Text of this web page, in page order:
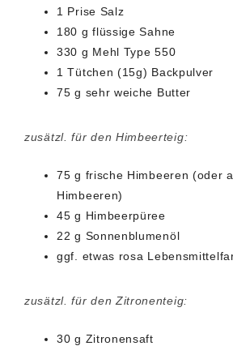
1 Prise Salz
180 g flüssige Sahne
330 g Mehl Type 550
1 Tütchen (15g) Backpulver
75 g sehr weiche Butter
zusätzl. für den Himbeerteig:
75 g frische Himbeeren (oder
Himbeeren)
45 g Himbeerpüree
22 g Sonnenblumenöl
ggf. etwas rosa
zusätzl. für den Zitronenteig:
30 g Zitronensaft